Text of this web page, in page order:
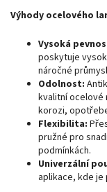
Výhody ocelového
Vysoká
poskytuje
náročné
Odolnost:
kvalitní ocelové
korozi,
Flexibilita:
pružné pro
podmínkách.
Univerzální
aplikace, kde